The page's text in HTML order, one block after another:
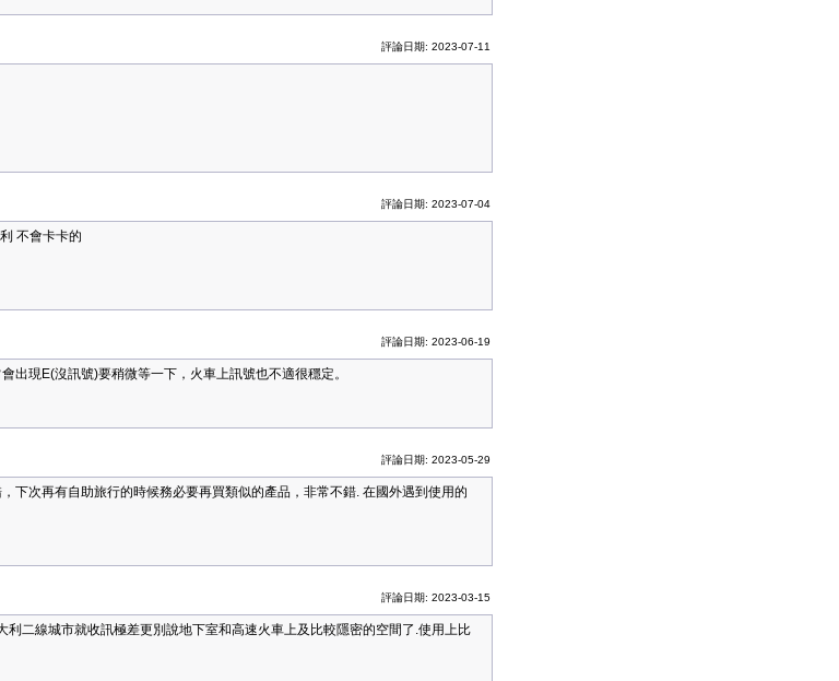
評論日期: 2023-07-11
評論日期: 2023-07-04
不會卡卡的
評論日期: 2023-06-19
出現E(沒訊號)要稍微等一下，火車上訊號也不適很穩定。
評論日期: 2023-05-29
下次再有自助旅行的時候務必要再買類似的產品，非常不錯. 在國外遇到使用的
評論日期: 2023-03-15
二線城市就收訊極差更別說地下室和高速火車上及比較隱密的空間了.使用上比